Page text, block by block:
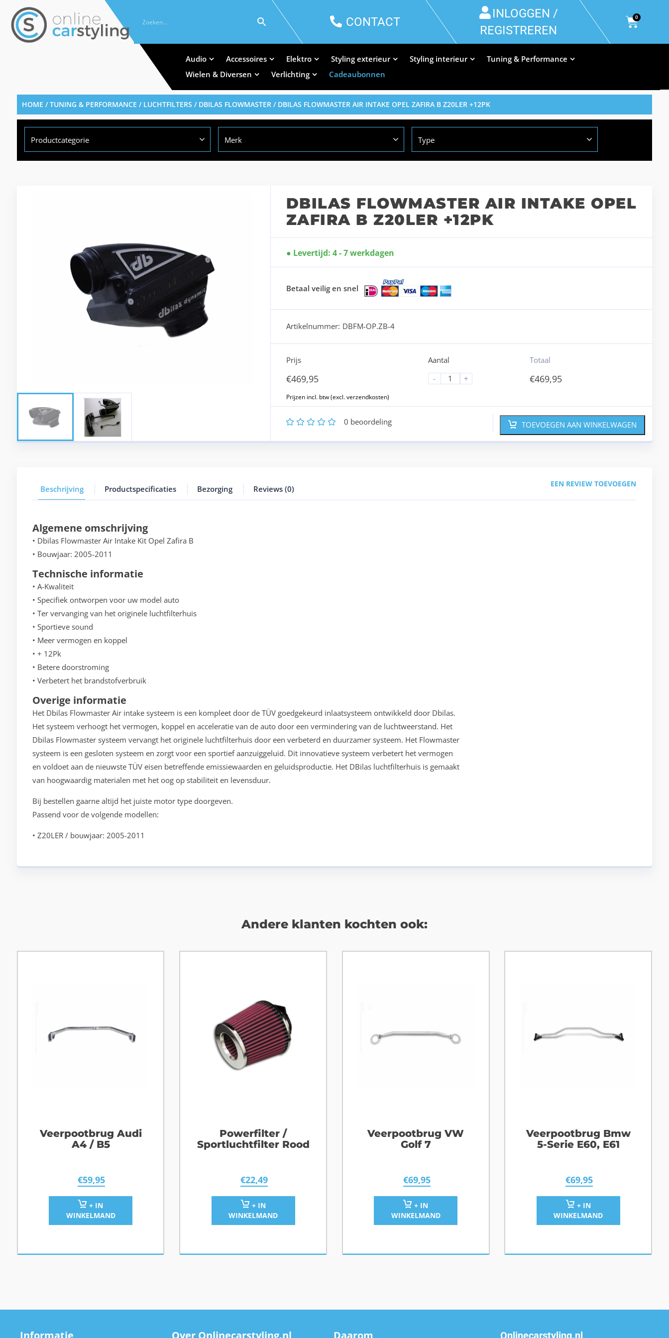
CONTACT
INLOGGEN /
REGISTREREN
0
Audio Accessoires Elektro Styling exterieur Styling interieur
Tuning & Performance
Wielen & Diversen
Verlichting Cadeaubonnen
HOME /TUNING & PERFORMANCE / LUCHTFILTERS / DBILAS FLOWMASTER/ DBILAS FLOWMASTER AIR INTAKE OPEL ZAFIRA B Z20LER +12PK
Productcategorie Merk Type
DBILAS FLOWMASTER AIR INTAKE OPEL
ZAFIRA B Z20LER +12PK
Levertijd: 4 - 7 werkdagen
Betaal veilig en snel
Artikelnummer: DBFM-OP.ZB-4
Prijs
€469,95
Aantal
-
+
Totaal
€469,95
5
4
3
2 0 beoordeling TOEVOEGEN AAN WINKELWAGEN
Beschrijving Productspecificaties Bezorging Reviews (0)
EEN REVIEW TOEVOEGEN
Algemene omschrijving
• Dbilas Flowmaster Air Intake Kit Opel Zafira B
• Bouwjaar: 2005-2011
Technische informatie
• A-Kwaliteit
• Specifiek ontworpen voor uw model auto
• Ter vervanging van het originele luchtfilterhuis
• Sportieve sound
• Meer vermogen en koppel
• + 12Pk
• Betere doorstroming
• Verbetert het brandstofverbruik
Overige informatie
Het Dbilas Flowmaster Air intake systeem is een kompleet door de TÜV goedgekeurd inlaatsysteem ontwikkeld door Dbilas.
Het systeem verhoogt het vermogen, koppel en acceleratie van de auto door een vermindering van de luchtweerstand. Het
Dbilas Flowmaster systeem vervangt het originele luchtfilterhuis door een verbeterd en duurzamer systeem. Het Flowmaster
systeem is een gesloten systeem en zorgt voor een sportief aanzuiggeluid. Dit innovatieve systeem verbetert het vermogen
en voldoet aan de nieuwste TÜV eisen betreffende emissiewaarden en geluidsproductie. Het DBilas luchtfilterhuis is gemaakt
van hoogwaardig materialen met het oog op stabiliteit en levensduur.
Bij bestellen gaarne altijd het juiste motor type doorgeven.
Passend voor de volgende modellen:
• Z20LER / bouwjaar: 2005-2011
Andere klanten kochten ook:
Veerpootbrug Audi
A4 / B5
€59,95
+ IN
WINKELMAND
Powerfilter /
Sportluchtfilter Rood
€22,49
+ IN
WINKELMAND
Veerpootbrug VW
Golf 7
€69,95
+ IN
WINKELMAND
Veerpootbrug Bmw
5-Serie E60, E61
€69,95
+ IN
WINKELMAND
Informatie Over Onlinecarstyling.nl Daarom Onlinecarstyling.nl